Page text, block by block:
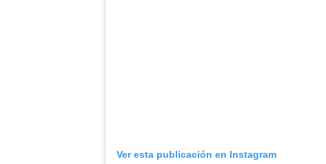
Ver esta publicación en Instagram